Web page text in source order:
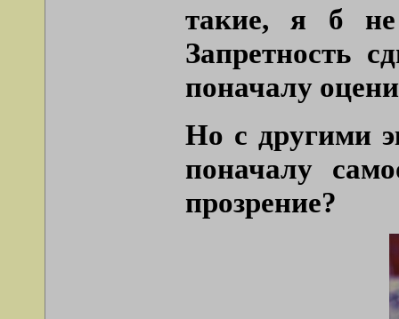
такие, я б не
Запретность
поначалу
Но с другими
поначалу
прозрение?